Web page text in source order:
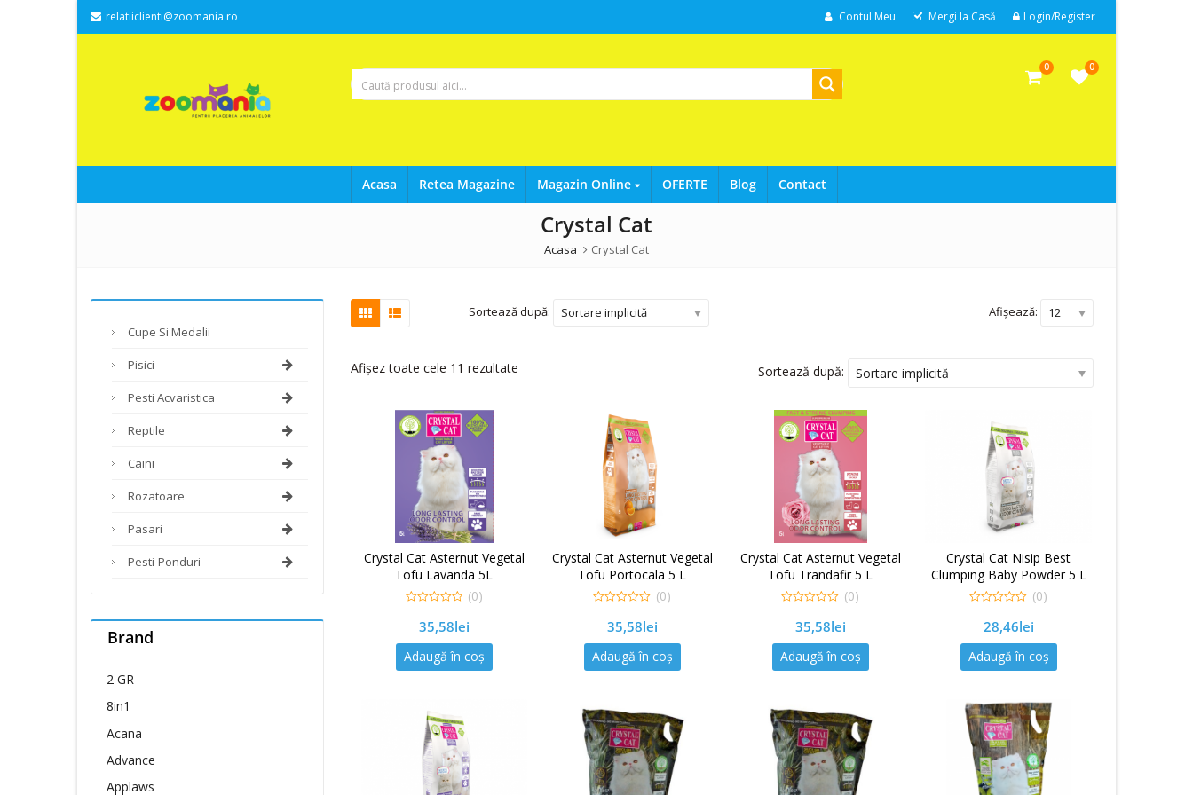
relatiiclienti@zoomania.ro Contul Meu Mergi la Casă Login/Register
0
0
Acasa Retea Magazine Magazin Online OFERTE Blog Contact
Crystal Cat
Acasa Crystal Cat
Sortează după: Sortare implicită Afișează: 12
Sortează după: Sortare implicită
Afișez toate cele 11 rezultate
Crystal Cat Asternut Vegetal
Tofu Lavanda 5L
5
(0)
35,58lei
Adaugă în coș
Crystal Cat Asternut Vegetal
Tofu Portocala 5 L
5
(0)
35,58lei
Adaugă în coș
Crystal Cat Asternut Vegetal
Tofu Trandafir 5 L
5
(0)
35,58lei
Adaugă în coș
Crystal Cat Nisip Best
Clumping Baby Powder 5 L
5
(0)
28,46lei
Adaugă în coș
Cupe Si Medalii
Pisici
Pesti Acvaristica
Reptile
Caini
Rozatoare
Pasari
Pesti-Ponduri
Brand
2 GR
8in1
Acana
Advance
Applaws